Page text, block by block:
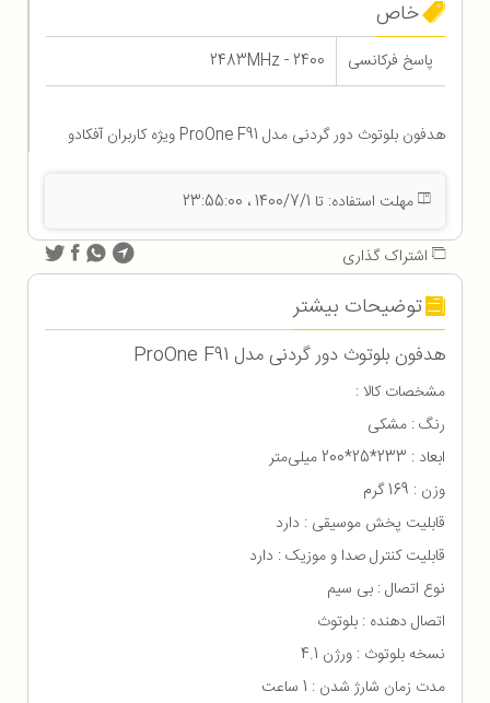
خاص
پاسخ فرکانسی 2400 - 2483MHz
هدفون بلوتوث دور گردنی مدل ProOne F91 ویژه کاربران آفکادو
مهلت استفاده: تا 1400/7/1 ، 23:55:00
اشتراک گذاری
توضیحات بیشتر
هدفون بلوتوث دور گردنی مدل ProOne F91
مشخصات کالا :
رنگ : مشکی
ابعاد : 233*25*200 میلی‌متر
وزن : 169 گرم
قابلیت پخش موسیقی : دارد
قابلیت کنترل صدا و موزیک : دارد
نوع اتصال : بی سیم
اتصال دهنده : بلوتوث
نسخه بلوتوث : ورژن 4.1
مدت زمان شارژ شدن : 1 ساعت